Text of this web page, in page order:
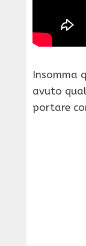
Insomma
avuto
portare